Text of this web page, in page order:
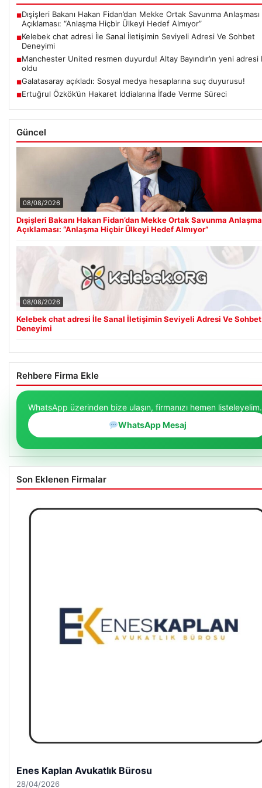
■Dışişleri Bakanı Hakan Fidan’dan Mekke Ortak Savunma Anlaşması
Açıklaması: “Anlaşma Hiçbir Ülkeyi Hedef Almıyor”
■Kelebek chat adresi İle Sanal İletişimin Seviyeli Adresi Ve Sohbet
Deneyimi
■Manchester United resmen duyurdu! Altay Bayındır’ın yeni adresi
oldu
■Galatasaray açıkladı: Sosyal medya hesaplarına suç duyurusu!
■Ertuğrul Özkök’ün Hakaret İddialarına İfade Verme Süreci
Güncel
08/08/2026
Dışişleri Bakanı Hakan Fidan’dan Mekke Ortak Savunma
Açıklaması: “Anlaşma Hiçbir Ülkeyi Hedef Almıyor”
08/08/2026
Kelebek chat adresi İle Sanal İletişimin Seviyeli Adresi Ve Sohbet
Deneyimi
Rehbere Firma Ekle
WhatsApp üzerinden bize ulaşın, firmanızı hemen listeleyelim.
WhatsApp Mesaj
Son Eklenen Firmalar
Enes Kaplan Avukatlık Bürosu
28/04/2026